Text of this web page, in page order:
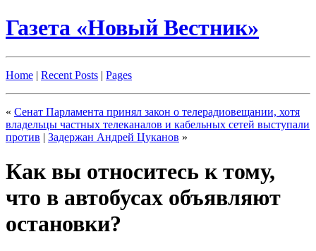
Газета «Новый Вестник»
Home | Recent Posts | Pages
« Сенат Парламента принял закон о телерадиовещании, хотя
владельцы частных телеканалов и кабельных сетей выступали
против | Задержан Андрей Цуканов »
Как вы относитесь к тому,
что в автобусах объявляют
остановки?